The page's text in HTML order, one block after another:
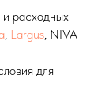
и расходных
Largus , NIVA
для